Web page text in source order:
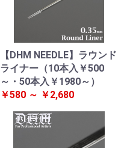
【DHM NEEDLE】ラウンド
ライナー（10本入￥500
～・50本入￥1980～）
￥580 ～ ￥2,680